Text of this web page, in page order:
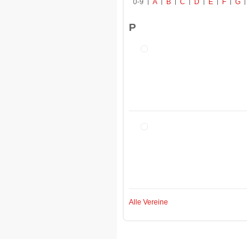
0-9 A B C D E F G
P
Alle Vereine